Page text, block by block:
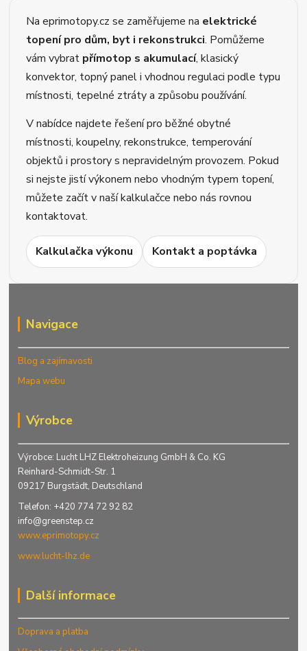
Na eprimotopy.cz se zaměřujeme na elektrické
topení pro dům, byt i rekonstrukci. Pomůžeme
vám vybrat přímotop s akumulací, klasický
konvektor, topný panel i vhodnou regulaci podle typu
místnosti, tepelné ztráty a způsobu používání.
V nabídce najdete řešení pro běžné obytné
místnosti, koupelny, rekonstrukce, temperování
objektů i prostory s nepravidelným provozem. Pokud
si nejste jistí výkonem nebo vhodným typem topení,
můžete začít v naší kalkulačce nebo nás rovnou
kontaktovat.
Kalkulačka výkonu Kontakt a poptávka
Navigace
Blog a zajímavosti
Mapa webu
Výrobce
Výrobce: Lucht LHZ Elektroheizung GmbH & Co. KG
Reinhard-Schmidt-Str. 1
09217 Burgstädt, Deutschland
Telefon: +420 774 72 92 82
info@greenstep.cz
www.eprimotopy.cz
www.lucht-lhz.de
Další informace
Doprava a platba